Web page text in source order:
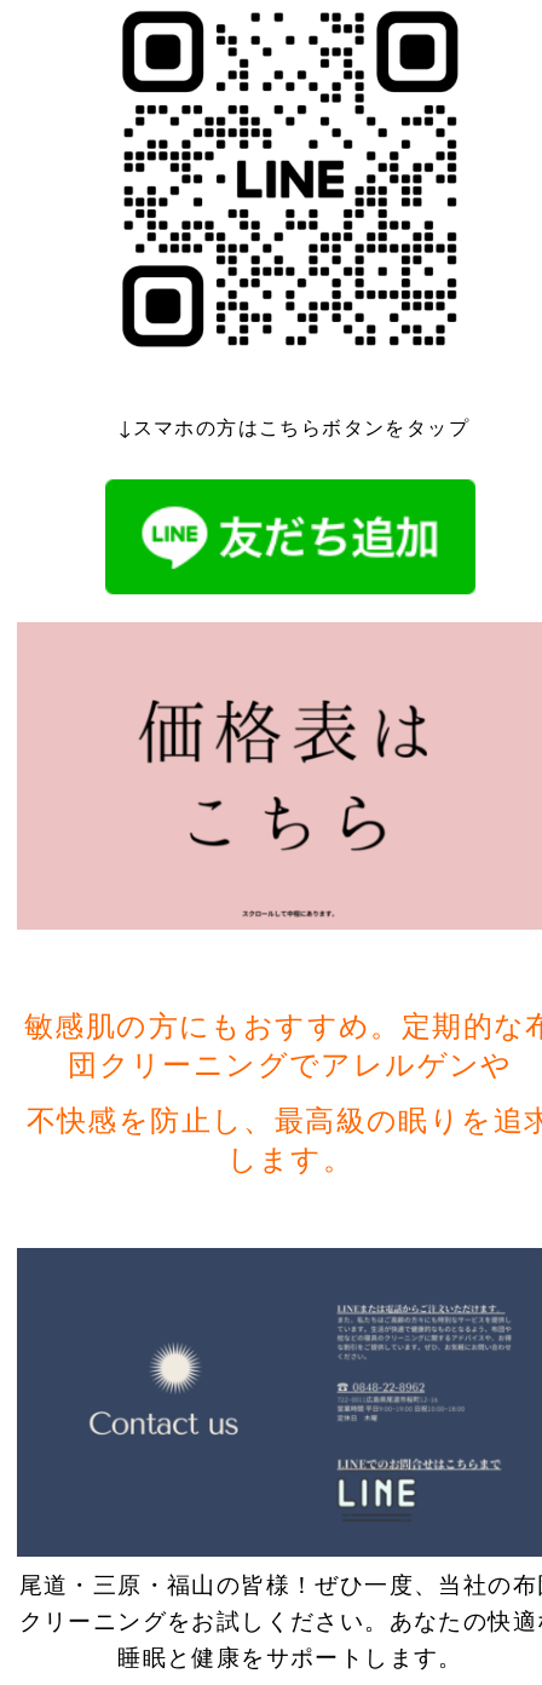
↓スマホの方はこちらボタンをタップ
敏感肌の方にもおすすめ。定期的な
団クリーニングでアレルゲンや
不快感を防止し、最高級の眠りを追
します。
尾道・三原・福山の皆様！ぜひ一度、当社の
クリーニングをお試しください。あなたの快
睡眠と健康をサポートします。